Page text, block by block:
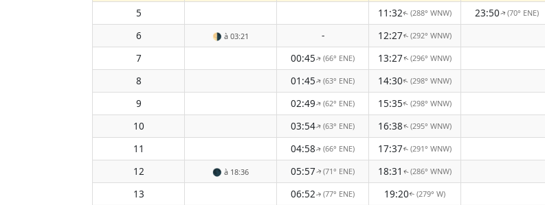
5
11:32↑(288° WNW) 23:50↑(70° ENE)
6
🌗 à 03:21 - 12:27↑(292° WNW)
7
00:45↑(66° ENE) 13:27↑(296° WNW)
8
01:45↑(63° ENE) 14:30↑(298° WNW)
9
02:49↑(62° ENE) 15:35↑(298° WNW)
10
03:54↑(63° ENE) 16:38↑(295° WNW)
11
04:58↑(66° ENE) 17:37↑(291° WNW)
12
🌑 à 18:36 05:57↑(71° ENE) 18:31 ↑(286° WNW)
13
06:52↑(77° ENE) 19:20↑(279° W)